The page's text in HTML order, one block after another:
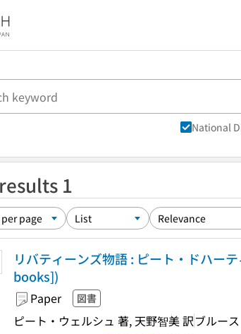
National
1
リバティーンズ物語 : ピート・ドハー
books])
Paper 図書
ピート・ウェルシュ 著, 天野智美 訳ブルー